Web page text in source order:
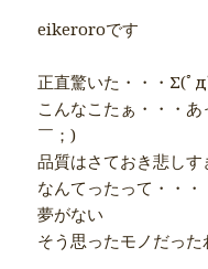
eikeroroです
正直驚いた・・・Σ(ﾟ
こんなこたぁ・・・
￣；)
品質はさておき悲し
なんてったって・・・
夢がない
そう思ったモノだった